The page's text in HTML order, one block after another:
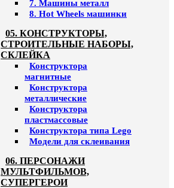
7. Машины металл
8. Hot Wheels машинки
05. КОНСТРУКТОРЫ,
СТРОИТЕЛЬНЫЕ НАБОРЫ,
СКЛЕЙКА
Конструктора
магнитные
Конструктора
металлические
Конструктора
пластмассовые
Конструктора типа Lego
Модели для склеивания
06. ПЕРСОНАЖИ
МУЛЬТФИЛЬМОВ,
СУПЕРГЕРОИ